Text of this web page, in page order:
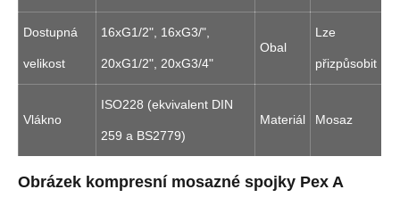
Dostupná
velikost
16xG1/2", 16xG3/",
20xG1/2", 20xG3/4"
Obal
Lze
přizpůsobit
Vlákno
ISO228 (ekvivalent DIN
259 a BS2779)
Materiál Mosaz
Obrázek kompresní mosazné spojky Pex A